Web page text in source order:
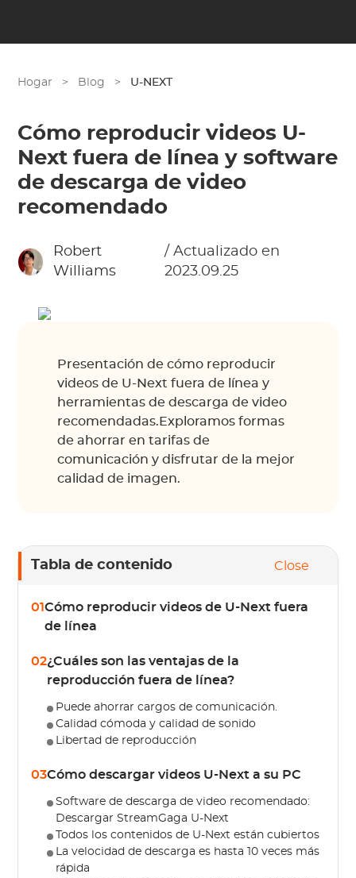
Hogar > Blog > U-NEXT
Cómo reproducir videos U-
Next fuera de línea y software
de descarga de video
recomendado
Robert
Williams
/ Actualizado en
2023.09.25
Presentación de cómo reproducir
videos de U-Next fuera de línea y
herramientas de descarga de video
recomendadas.Exploramos formas
de ahorrar en tarifas de
comunicación y disfrutar de la mejor
calidad de imagen.
Tabla de contenido Close
01Cómo reproducir videos de U-Next fuera
de línea
02¿Cuáles son las ventajas de la
reproducción fuera de línea?
Puede ahorrar cargos de comunicación.
Calidad cómoda y calidad de sonido
Libertad de reproducción
03Cómo descargar videos U-Next a su PC
Software de descarga de video recomendado:
Descargar StreamGaga U-Next
Todos los contenidos de U-Next están cubiertos
La velocidad de descarga es hasta 10 veces más
rápida